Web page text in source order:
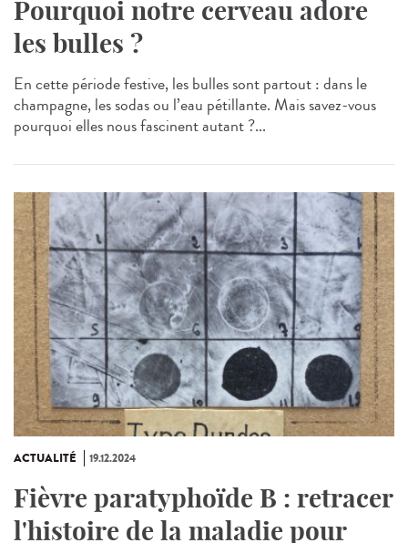
Pourquoi notre cerveau adore
les bulles ?
En cette période festive, les bulles sont partout : dans le
champagne, les sodas ou l’eau pétillante. Mais savez-vous
pourquoi elles nous fascinent autant ?...
ACTUALITÉ 19.12.2024
Fièvre paratyphoïde B : retracer
l'histoire de la maladie pour